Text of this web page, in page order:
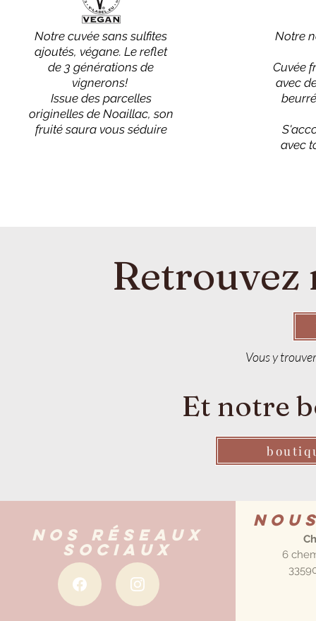
Notre cuvée sans sulfites
ajoutés, végane. Le reflet
de 3 générations de
vignerons!
Issue des parcelles
originelles de Noaillac, son
fruité saura vous séduire
Notre
Cuvée
avec
avec
Vous y
Et notre
Nos réseaux
sociaux
6